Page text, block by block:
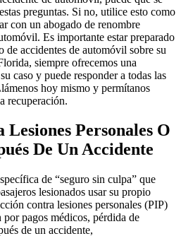
preguntas. Si no, utilice esto como
con un abogado de renombre
Es importante estar preparado
de accidentes de automóvil sobre su
siempre ofrecemos una
caso y puede responder a todas las
hoy mismo y permítanos
recuperación.
Personales O
De Un Accidente
de “seguro sin culpa” que
lesionados usar su propio
contra lesiones personales (PIP)
pagos médicos, pérdida de
de un accidente,